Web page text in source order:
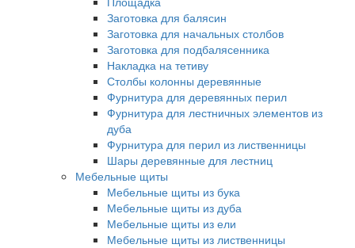
Заготовка для балясин
Заготовка для начальных столбов
Заготовка для подбалясенника
Накладка на тетиву
Столбы колонны деревянные
Фурнитура для деревянных перил
Фурнитура для лестничных элементов из
дуба
Фурнитура для перил из лиственницы
Шары деревянные для лестниц
Мебельные щиты
Мебельные щиты из бука
Мебельные щиты из дуба
Мебельные щиты из ели
Мебельные щиты из лиственницы